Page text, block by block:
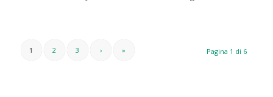
Pagina 1 di 6
1 2 3 › »